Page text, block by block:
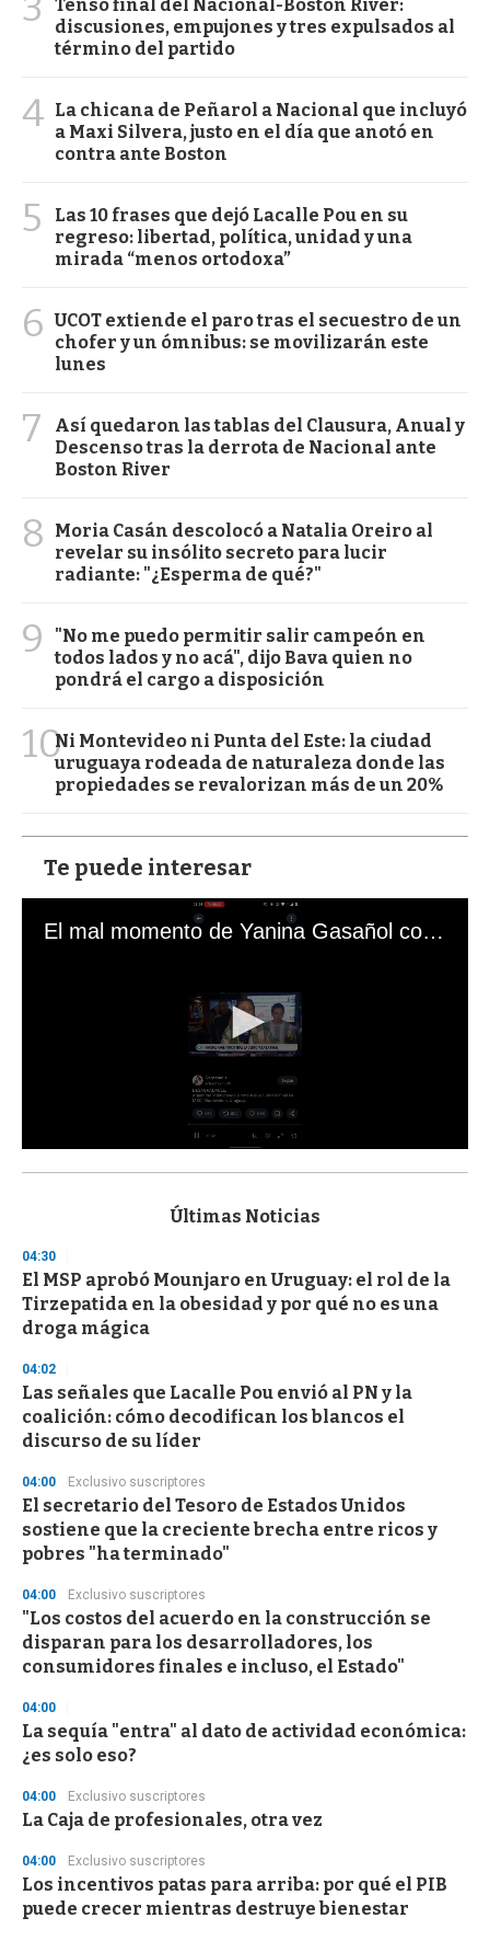
Tenso final del Nacional-Boston River:
discusiones, empujones y tres expulsados al
término del partido
4 La chicana de Peñarol a Nacional que incluyó
a Maxi Silvera, justo en el día que anotó en
contra ante Boston
5
Las 10 frases que dejó Lacalle Pou en su
regreso: libertad, política, unidad y una
mirada “menos ortodoxa”
6 UCOT extiende el paro tras el secuestro de un
chofer y un ómnibus: se movilizarán este
lunes
7
Así quedaron las tablas del Clausura, Anual y
Descenso tras la derrota de Nacional ante
Boston River
8
Moria Casán descolocó a Natalia Oreiro al
revelar su insólito secreto para lucir
radiante: "¿Esperma de qué?"
9
"No me puedo permitir salir campeón en
todos lados y no acá", dijo Bava quien no
pondrá el cargo a disposición
10Ni Montevideo ni Punta del Este: la ciudad
uruguaya rodeada de naturaleza donde las
propiedades se revalorizan más de un 20%
Te puede interesar
El mal momento de Yanina Gasañol con un hincha argentino en "Subrayado"
s
d
s
o
f
3
s
e
c
o
n
Últimas Noticias
04:30
El MSP aprobó Mounjaro en Uruguay: el rol de la
Tirzepatida en la obesidad y por qué no es una
droga mágica
04:02
Las señales que Lacalle Pou envió al PN y la
coalición: cómo decodifican los blancos el
discurso de su líder
04:00 Exclusivo suscriptores
El secretario del Tesoro de Estados Unidos
sostiene que la creciente brecha entre ricos y
pobres "ha terminado"
04:00 Exclusivo suscriptores
"Los costos del acuerdo en la construcción se
disparan para los desarrolladores, los
consumidores finales e incluso, el Estado"
04:00
La sequía "entra" al dato de actividad económica:
¿es solo eso?
04:00 Exclusivo suscriptores
La Caja de profesionales, otra vez
04:00 Exclusivo suscriptores
Los incentivos patas para arriba: por qué el PIB
puede crecer mientras destruye bienestar